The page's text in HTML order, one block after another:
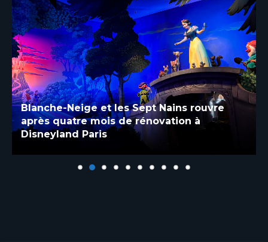
Blanche-Neige et les Sept Nains rouvre
après quatre mois de rénovation à
Disneyland Paris